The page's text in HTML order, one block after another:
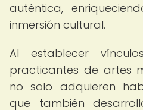
auténtica,
inmersión cultural.
Al establecer
practicantes de artes
no solo adquieren
que también